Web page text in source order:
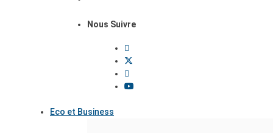
Nous Suivre
Eco et Business